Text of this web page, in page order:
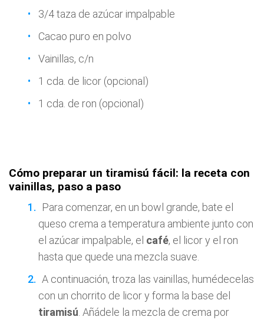
3/4 taza de azúcar impalpable
Cacao puro en polvo
Vainillas, c/n
1 cda. de licor (opcional)
1 cda. de ron (opcional)
Cómo preparar un tiramisú fácil: la receta con
vainillas, paso a paso
Para comenzar, en un bowl grande, bate el
queso crema a temperatura ambiente junto con
el azúcar impalpable, el café, el licor y el ron
hasta que quede una mezcla suave.
A continuación, troza las vainillas, humédecelas
con un chorrito de licor y forma la base del
tiramisú . Añádele la mezcla de crema por